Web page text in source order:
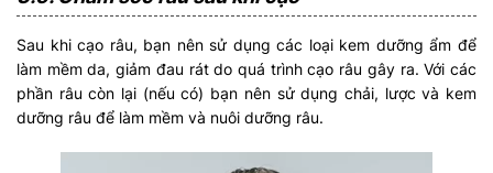
Sau khi cạo râu, bạn nên sử dụng các loại kem dưỡng ẩm để
làm mềm da, giảm đau rát do quá trình cạo râu gây ra. Với các
phần râu còn lại (nếu có) bạn nên sử dụng chải, lược và kem
dưỡng râu để làm mềm và nuôi dưỡng râu.